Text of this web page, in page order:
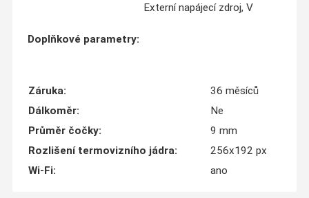
Externí napájecí zdroj, V
Doplňkové parametry:
Záruka:
36 měsíců
Dálkoměr:
Ne
Průměr čočky:
9 mm
Rozlišení termovizního jádra:
256x192 px
Wi-Fi: ano